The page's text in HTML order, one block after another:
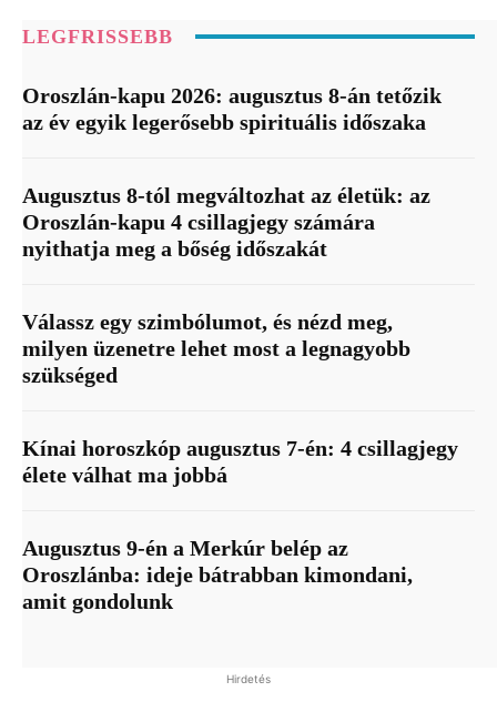
LEGFRISSEBB
Oroszlán-kapu 2026: augusztus 8-án tetőzik
az év egyik legerősebb spirituális időszaka
Augusztus 8-tól megváltozhat az életük: az
Oroszlán-kapu 4 csillagjegy számára
nyithatja meg a bőség időszakát
Válassz egy szimbólumot, és nézd meg,
milyen üzenetre lehet most a legnagyobb
szükséged
Kínai horoszkóp augusztus 7-én: 4 csillagjegy
élete válhat ma jobbá
Augusztus 9-én a Merkúr belép az
Oroszlánba: ideje bátrabban kimondani,
amit gondolunk
Hirdetés